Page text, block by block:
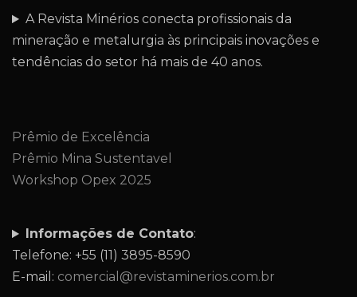
A Revista Minérios conecta profissionais da
mineração e metalurgia às principais inovações e
tendências do setor há mais de 40 anos.
Prêmio de Excelência
Prêmio Mina Sustentavel
Workshop Opex 2025
Informações de Contato:
Telefone: +55 (11) 3895-8590
E-mail: comercial@revistaminerios.com.br